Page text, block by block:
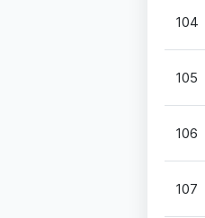
104
105
106
107